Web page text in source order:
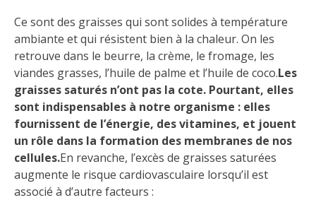
Ce sont des graisses qui sont solides à température
ambiante et qui résistent bien à la chaleur. On les
retrouve dans le beurre, la crème, le fromage, les
viandes grasses, l’huile de palme et l’huile de coco.Les
graisses saturés n’ont pas la cote. Pourtant, elles
sont indispensables à notre organisme : elles
fournissent de l’énergie, des vitamines, et jouent
un rôle dans la formation des membranes de nos
cellules.En revanche, l’excès de graisses saturées
augmente le risque cardiovasculaire lorsqu’il est
associé à d’autre facteurs :